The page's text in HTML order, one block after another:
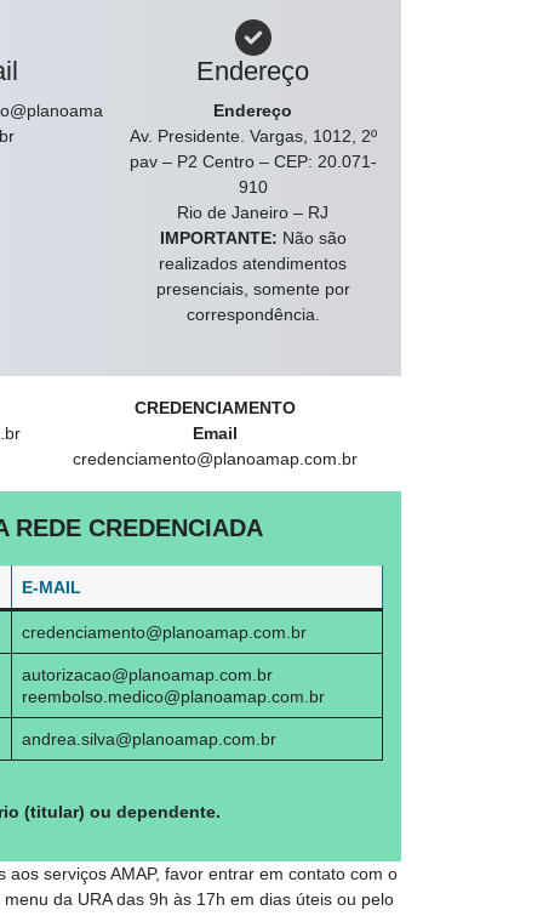
Endereço
Endereço
Av. Presidente. Vargas, 1012, 2º
pav – P2 Centro – CEP: 20.071-
910
Rio de Janeiro – RJ
IMPORTANTE: Não são
realizados atendimentos
presenciais, somente por
correspondência.
CREDENCIAMENTO
Email
credenciamento@planoamap.com.br
REDE CREDENCIADA
E-MAIL
credenciamento@planoamap.com.br
autorizacao@planoamap.com.br
reembolso.medico@planoamap.com.br
andrea.silva@planoamap.com.br
(titular) ou dependente.
serviços AMAP, favor entrar em contato com o
da URA das 9h às 17h em dias úteis ou pelo